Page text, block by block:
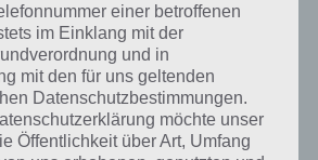
zur Lösung
einer betroffenen
im Einklang mit der
und in
mit den für uns geltenden
Datenschutzbestimmungen.
möchte unser
Öffentlichkeit über Art, Umfang